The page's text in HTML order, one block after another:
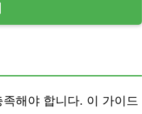
해야 합니다. 이 가이드